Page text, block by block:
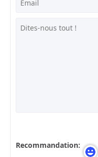
Recommandation: